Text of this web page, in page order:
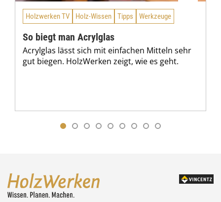
Holzwerken TV Holz-Wissen Tipps Werkzeuge
So biegt man Acrylglas
Acrylglas lässt sich mit einfachen Mitteln sehr
gut biegen. HolzWerken zeigt, wie es geht.